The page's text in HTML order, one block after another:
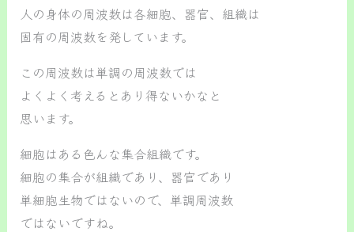
人の身体の周波数は各細胞、器官、組織は
固有の周波数を発しています。
この周波数は単調の周波数では
よくよく考えるとあり得ないかなと
思います。
細胞はある色んな集合組織です。
細胞の集合が組織であり、器官であり
単細胞生物ではないので、単調周波数
ではないですね。